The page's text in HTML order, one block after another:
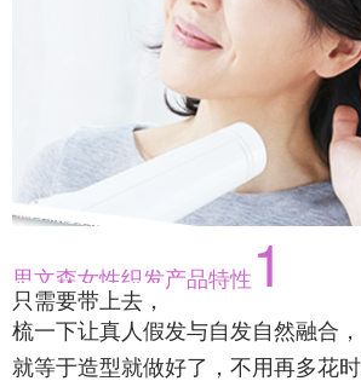
思文森女性织发产品特性 1
只需要带上去，
梳一下让真人假发与自发自然融合，
就等于造型就做好了，不用再多花时